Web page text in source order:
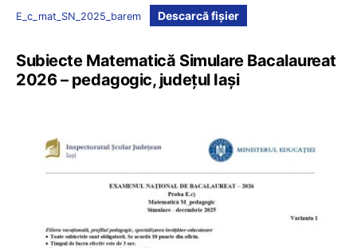
E_c_mat_SN_2025_barem Descarcă fișier
Subiecte Matematică Simulare Bacalaureat
2026 – pedagogic, județul Iași